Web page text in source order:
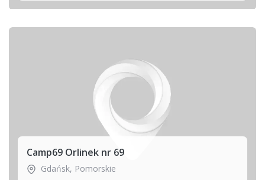
Camp69 Orlinek nr 69
Gdańsk, Pomorskie